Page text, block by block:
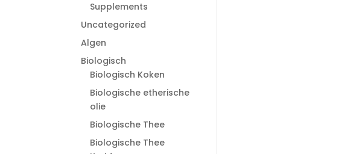
Supplements
Uncategorized
Algen
Biologisch
Biologisch Koken
Biologische etherische
olie
Biologische Thee
Biologische Thee